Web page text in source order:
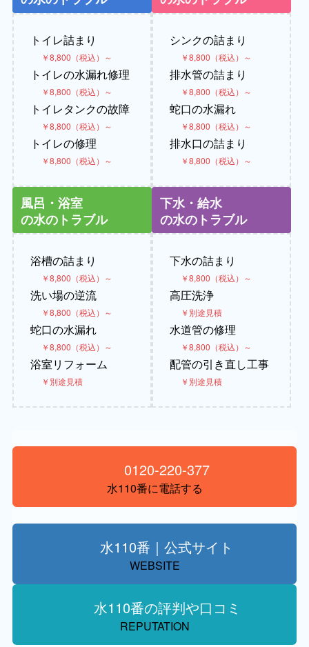
トイレ詰まり
￥8,800（税込）～
トイレの水漏れ修理
￥8,800（税込）～
トイレタンクの故障
￥8,800（税込）～
トイレの修理
￥8,800（税込）～
シンクの詰まり
￥8,800（税込）～
排水管の詰まり
￥8,800（税込）～
蛇口の水漏れ
￥8,800（税込）～
排水口の詰まり
￥8,800（税込）～
風呂・浴室
の水のトラブル
浴槽の詰まり
￥8,800（税込）～
洗い場の逆流
￥8,800（税込）～
蛇口の水漏れ
￥8,800（税込）～
浴室リフォーム
￥別途見積
下水・給水
の水のトラブル
下水の詰まり
￥8,800（税込）～
高圧洗浄
￥別途見積
水道管の修理
￥8,800（税込）～
配管の引き直し工事
￥別途見積
0120-220-377
水110番に電話する
水110番｜公式サイト
WEBSITE
水110番の評判や口コミ
REPUTATION